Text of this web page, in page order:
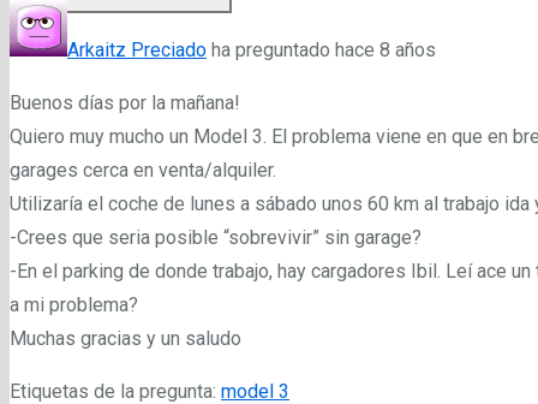
Arkaitz Preciado ha preguntado hace 8 años
Buenos días por la mañana!
Quiero muy mucho un Model 3. El problema viene en que en
garages cerca en venta/alquiler.
Utilizaría el coche de lunes a sábado unos 60 km al trabajo
-Crees que seria posible “sobrevivir” sin garage?
-En el parking de donde trabajo, hay cargadores Ibil. Leí ace
a mi problema?
Muchas gracias y un saludo
Etiquetas de la pregunta: model 3